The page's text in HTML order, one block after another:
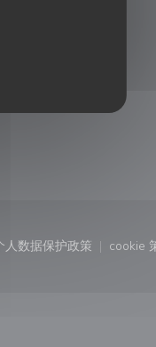
口中打开))
人数据保护政策
((在新窗口中打开))
cookie